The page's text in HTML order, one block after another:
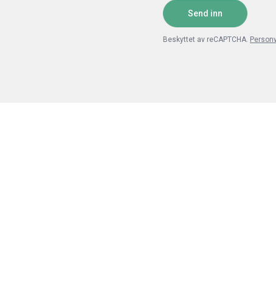
Send inn
Beskyttet av reCAPTCHA.